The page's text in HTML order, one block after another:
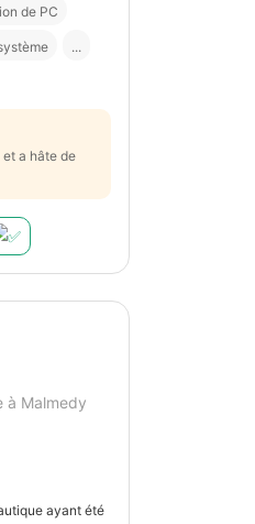
de PC
...
a hâte de
à Malmedy
ayant été